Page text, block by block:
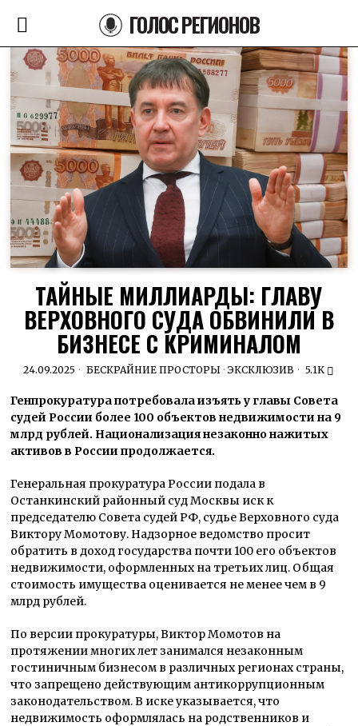
ГОЛОС РЕГИОНОВ
ТАЙНЫЕ МИЛЛИАРДЫ: ГЛАВУ
ВЕРХОВНОГО СУДА ОБВИНИЛИ В
БИЗНЕСЕ С КРИМИНАЛОМ
24.09.2025 БЕСКРАЙНИЕ ПРОСТОРЫ · ЭКСКЛЮЗИВ 5.1K
Генпрокуратура потребовала изъять у главы Совета
судей России более 100 объектов недвижимости на 9
млрд рублей. Национализация незаконно нажитых
активов в России продолжается.
Генеральная прокуратура России подала в
Останкинский районный суд Москвы иск к
председателю Совета судей РФ, судье Верховного суда
Виктору Момотову. Надзорное ведомство просит
обратить в доход государства почти 100 его объектов
недвижимости, оформленных на третьих лиц. Общая
стоимость имущества оценивается не менее чем в 9
млрд рублей.
По версии прокуратуры, Виктор Момотов на
протяжении многих лет занимался незаконным
гостиничным бизнесом в различных регионах страны,
что запрещено действующим антикоррупционным
законодательством. В иске указывается, что
недвижимость оформлялась на родственников и